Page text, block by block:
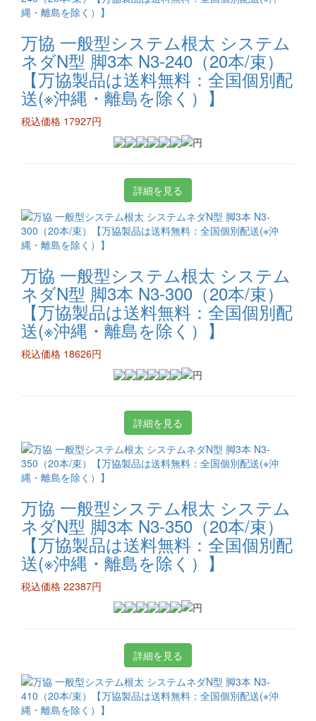
万協 一般型システム根太 システム
ネダN型 脚3本 N3-240（20本/束）
【万協製品は送料無料：全国個別配
送(※沖縄・離島を除く）】
税込価格 17927円
詳細を見る
万協 一般型システム根太 システム
ネダN型 脚3本 N3-300（20本/束）
【万協製品は送料無料：全国個別配
送(※沖縄・離島を除く）】
税込価格 18626円
詳細を見る
万協 一般型システム根太 システム
ネダN型 脚3本 N3-350（20本/束）
【万協製品は送料無料：全国個別配
送(※沖縄・離島を除く）】
税込価格 22387円
詳細を見る